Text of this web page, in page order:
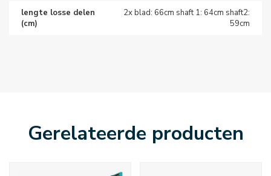
lengte losse delen
(cm)
2x blad: 66cm shaft 1: 64cm shaft2:
59cm
Gerelateerde producten